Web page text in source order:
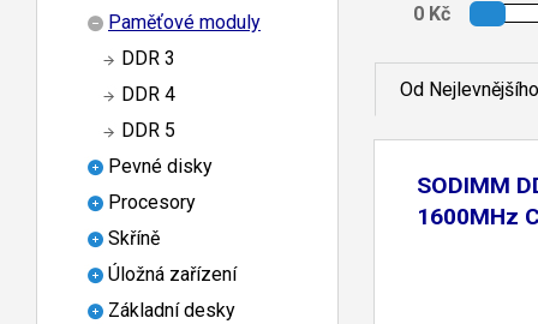
Paměťové moduly
DDR 3
DDR 4
DDR 5
Pevné disky
Procesory
Skříně
Úložná zařízení
Základní desky
Od Nejlevnějšího
SODIMM
1600MHz